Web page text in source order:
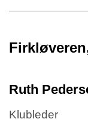
Ruth
Klubleder